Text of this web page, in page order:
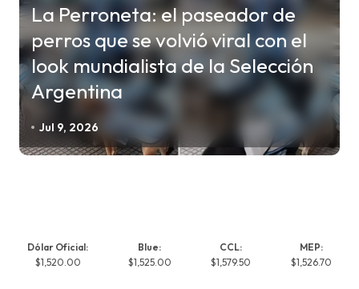
La Perroneta: el paseador de
perros que se volvió viral con el
look mundialista de la Selección
Argentina
Jul 9, 2026
Dólar Oficial:
$1,520.00
Blue:
$1,525.00
CCL:
$1,579.50
MEP:
$1,526.70